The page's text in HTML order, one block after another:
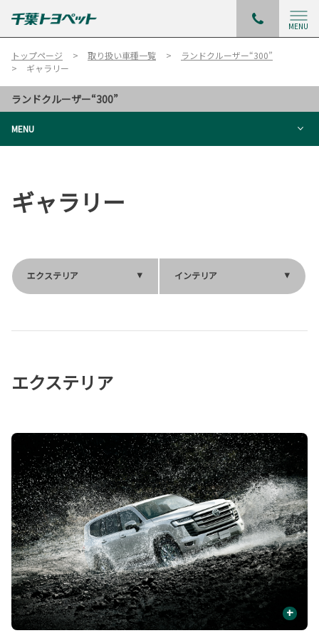
MENU
トップページ 取り扱い車種一覧
ランドクルーザー“300”
ギャラリー
ランドクルーザー“300”
MENU
ギャラリー
エクステリア インテリア
エクステリア
+